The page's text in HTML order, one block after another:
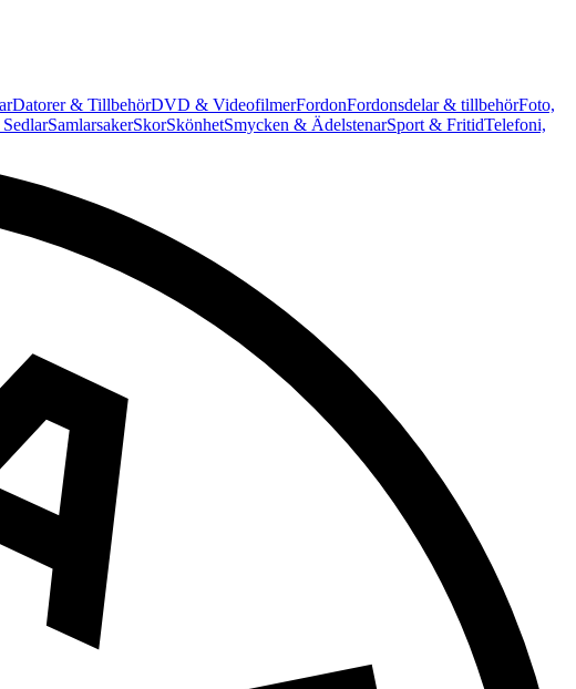
Datorer & TillbehörDVD & VideofilmerFordonFordonsdelar & tillbehörFoto,
SamlarsakerSkorSkönhetSmycken & ÄdelstenarSport & FritidTelefoni,